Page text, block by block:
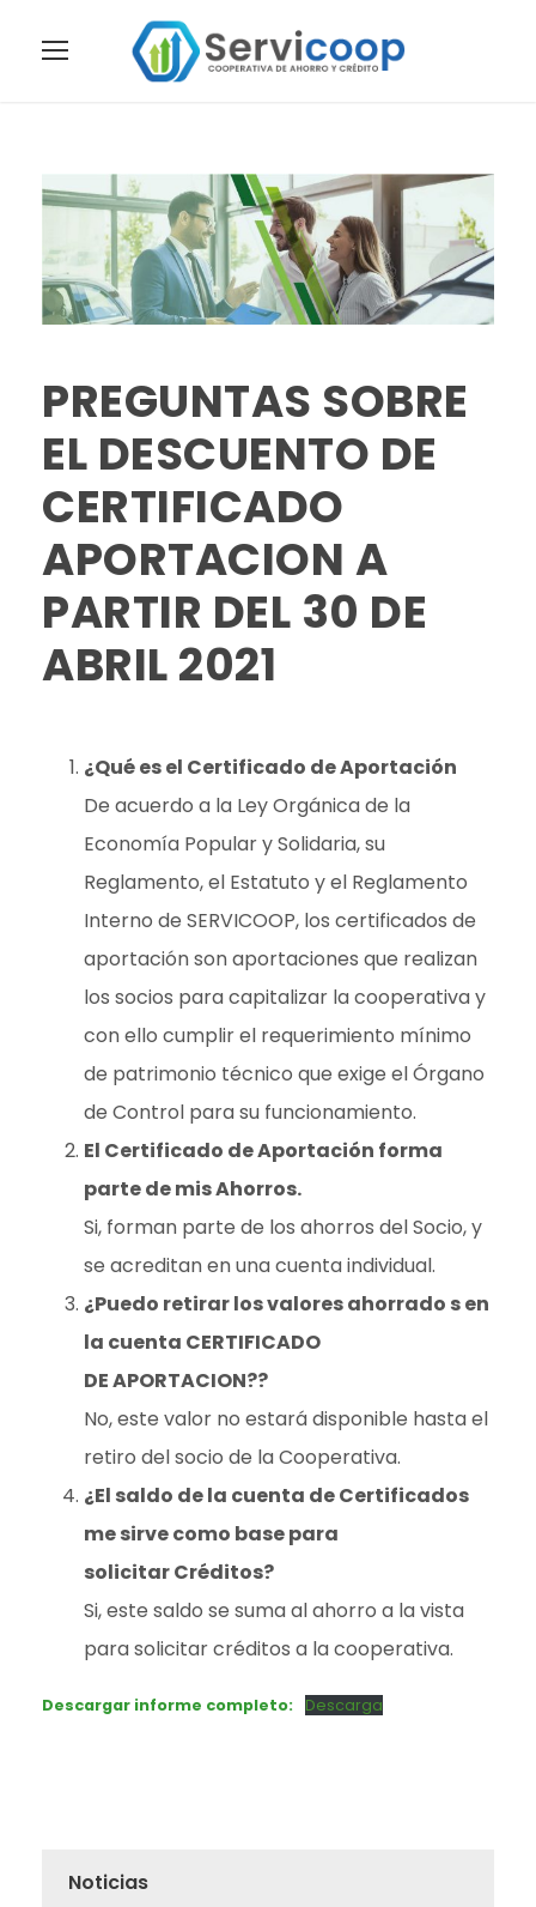
PREGUNTAS SOBRE
EL DESCUENTO DE
CERTIFICADO
APORTACION A
PARTIR DEL 30 DE
ABRIL 2021
¿Qué es el Certificado de Aportación
De acuerdo a la Ley Orgánica de la
Economía Popular y Solidaria, su
Reglamento, el Estatuto y el Reglamento
Interno de SERVICOOP, los certificados de
aportación son aportaciones que realizan
los socios para capitalizar la cooperativa y
con ello cumplir el requerimiento mínimo
de patrimonio técnico que exige el Órgano
de Control para su funcionamiento.
El Certificado de Aportación forma
parte de mis Ahorros.
Si, forman parte de los ahorros del Socio, y
se acreditan en una cuenta individual.
¿Puedo retirar los valores ahorrado s en
la cuenta CERTIFICADO
DE APORTACION??
No, este valor no estará disponible hasta el
retiro del socio de la Cooperativa.
¿El saldo de la cuenta de Certificados
me sirve como base para
solicitar Créditos?
Si, este saldo se suma al ahorro a la vista
para solicitar créditos a la cooperativa.
Descargar informe completo: Descarga
Noticias